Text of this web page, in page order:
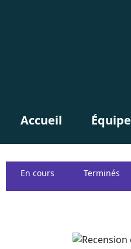
Accueil Équipe
En cours Terminés